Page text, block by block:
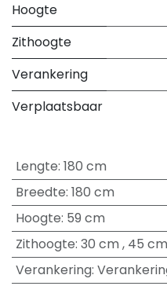
Hoogte
Zithoogte
Verankering
Verplaatsbaar
Lengte: 180 cm
Breedte: 180 cm
Hoogte: 59 cm
Zithoogte: 30 cm, 45 cm
Verankering: